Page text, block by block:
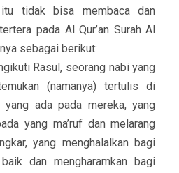
tidak bisa membaca dan
pada Al Qur’an Surah Al
sebagai berikut:
Rasul, seorang nabi yang
(namanya) tertulis di
ada pada mereka, yang
yang ma’ruf dan melarang
yang menghalalkan bagi
dan mengharamkan bagi